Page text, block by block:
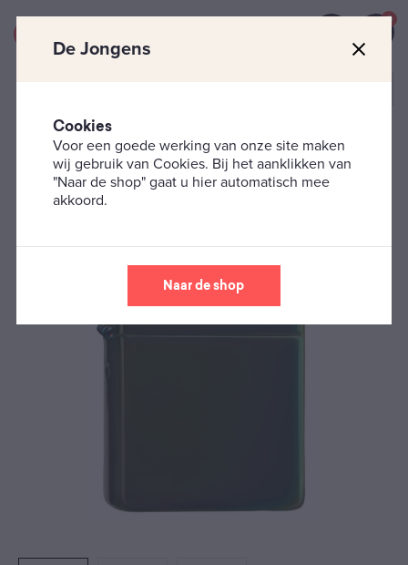
0
Zippo's Classic High Polish Groen Zippo Aansteker
De Jongens
Cookies
Voor een goede werking van onze site maken
wij gebruik van Cookies. Bij het aanklikken van
"Naar de shop" gaat u hier automatisch mee
akkoord.
Naar de shop